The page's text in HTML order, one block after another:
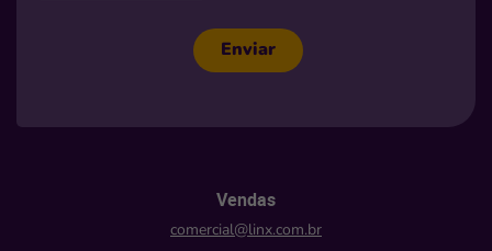
Enviar
Vendas
comercial@linx.com.br